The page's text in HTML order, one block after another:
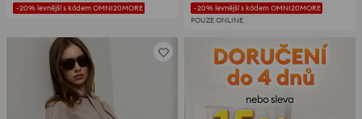
-20% levnější s kódem OMNI20MORE
-20% levnější s kódem OMNI20MORE
POUZE ONLINE